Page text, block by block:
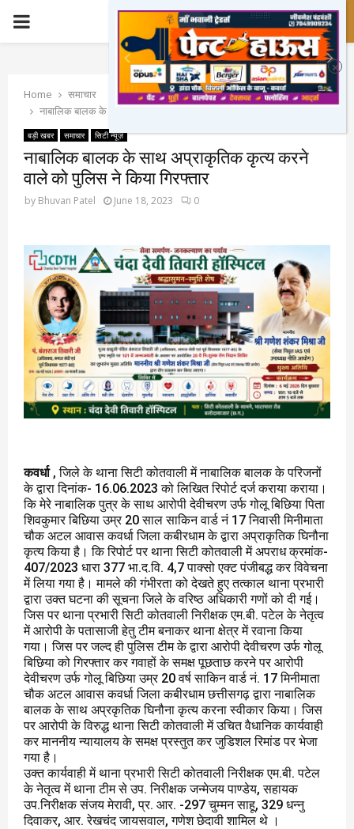
PRIMARY
Home
समाचार
नाबालिक बालक के साथ अप्राकृतिक कृत्य करने वाले को पुलिस ने किया गिरफ्तार
बड़ी खबर समाचार सिटी न्यूज़
नाबालिक बालक के साथ अप्राकृतिक कृत्य करने
वाले को पुलिस ने किया गिरफ्तार
by Bhuvan Patel June 18, 2023 0
कवर्धा, जिले के थाना सिटी कोतवाली में नाबालिक बालक के परिजनों
के द्वारा दिनांक- 16.06.2023 को लिखित रिपोर्ट दर्ज कराया कराया।
कि मेरे नाबालिक पुत्र के साथ आरोपी देवीचरण उर्फ गोलू बिछिया पिता
शिवकुमार बिछिया उम्र 20 साल साकिन वार्ड नं 17 निवासी मिनीमाता
चौक अटल आवास कवर्धा जिला कबीरधाम के द्वारा अप्राकृतिक घिनौना
कृत्य किया है। कि रिपोर्ट पर थाना सिटी कोतवाली में अपराध क्रमांक-
407/2023 धारा 377 भा.द.वि. 4,7 पाक्सो एक्ट पंजीबद्ध कर विवेचना
में लिया गया है। मामले की गंभीरता को देखते हुए तत्काल थाना प्रभारी
द्वारा उक्त घटना की सूचना जिले के वरिष्ठ अधिकारी गणों को दी गई।
जिस पर थाना प्रभारी सिटी कोतवाली निरीक्षक एम.बी. पटेल के नेतृत्व
में आरोपी के पतासाजी हेतु टीम बनाकर थाना क्षेत्र में रवाना किया
गया। जिस पर जल्द ही पुलिस टीम के द्वारा आरोपी देवीचरण उर्फ गोलू
बिछिया को गिरफ्तार कर गवाहों के समक्ष पूछताछ करने पर आरोपी
देवीचरण उर्फ गोलू बिछिया उम्र 20 वर्ष साकिन वार्ड नं. 17 मिनीमाता
चौक अटल आवास कवर्धा जिला कबीरधाम छत्तीसगढ़ द्वारा नाबालिक
बालक के साथ अप्रकृतिक घिनौना कृत्य करना स्वीकार किया। जिस
पर आरोपी के विरुद्ध थाना सिटी कोतवाली में उचित वैधानिक कार्यवाही
कर माननीय न्यायालय के समक्ष प्रस्तुत कर जुडिशल रिमांड पर भेजा
गया है।
उक्त कार्यवाही में थाना प्रभारी सिटी कोतवाली निरीक्षक एम.बी. पटेल
के नेतृत्व में थाना टीम से उप. निरीक्षक जन्मेजय पाण्डेय, सहायक
उप.निरीक्षक संजय मेरावी, प्र. आर. -297 चुम्मन साहू, 329 धन्नु
दिवाकर, आर. रेखचंद जायसवाल, गणेश छेदावी शामिल थे ।